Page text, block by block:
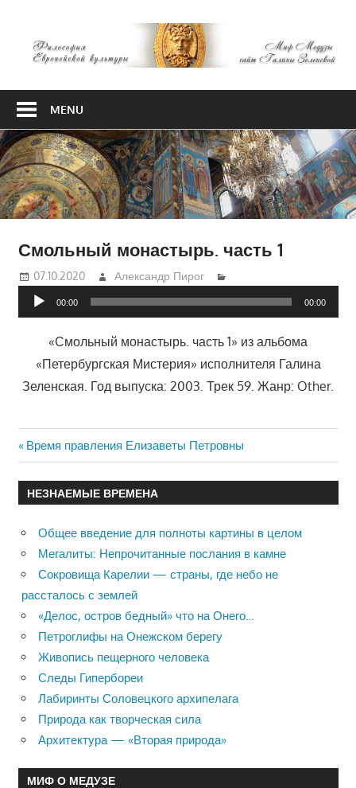
content
Европейской
MENU
Смольный монастырь. часть 1
07.10.2020 Александр Пирог
Аудиоплеер
00:00 00:00
«Смольный монастырь. часть 1» из альбома
«Петербургская Мистерия» исполнителя Галина
Зеленская. Год выпуска: 2003. Трек 59. Жанр: Other.
Навигация
по
записям
Previous
Post:
Время правления Елизаветы Петровны
НЕЗНАЕМЫЕ ВРЕМЕНА
Общее введение для полноты картины в целом
Мегалиты: Непрочитанные послания в камне
Сокровища Карелии — страны, где небо не
рассталось с землей
«Делос, остров бедный» что на Онего…
Петроглифы на Онежском берегу
Живопись пещерного человека
Следы Гипербореи
Лабиринты Соловецкого архипелага
Природа как творческая сила
Архитектура — «Вторая природа»
МИФ О МЕДУЗЕ